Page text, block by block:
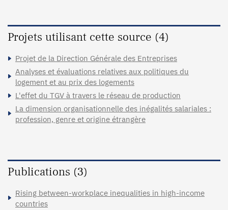
Projets utilisant cette source (4)
Projet de la Direction Générale des Entreprises
Analyses et évaluations relatives aux politiques du
logement et au prix des logements
L'effet du TGV à travers le réseau de production
La dimension organisationnelle des inégalités salariales :
profession, genre et origine étrangère
Publications (3)
Rising between-workplace inequalities in high-income
countries